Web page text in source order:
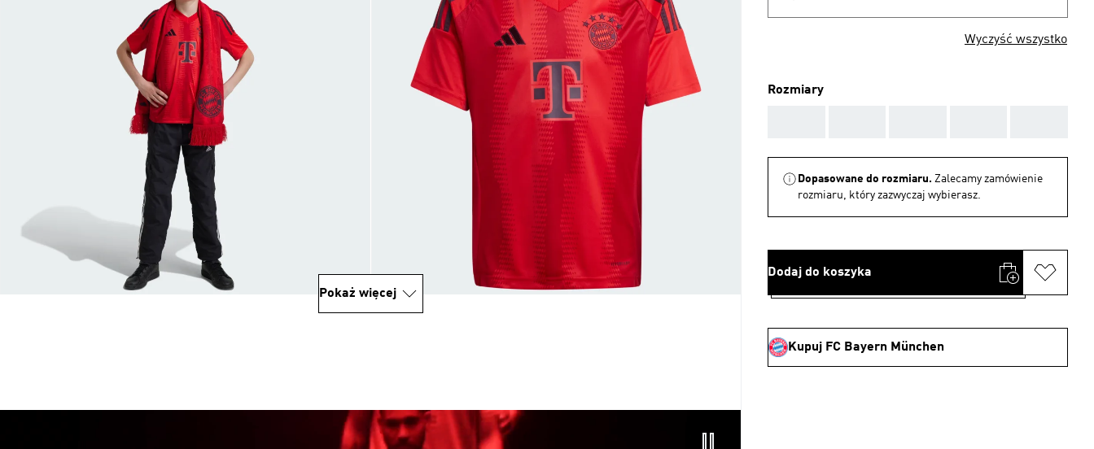
Pokaż więcej
Wyczyść wszystko
Rozmiary
Dopasowane do rozmiaru. Zalecamy zamówienie
rozmiaru, który zazwyczaj wybierasz.
Dodaj do koszyka
Kupuj FC Bayern München